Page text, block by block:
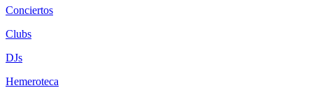
Conciertos
Clubs
DJs
Hemeroteca